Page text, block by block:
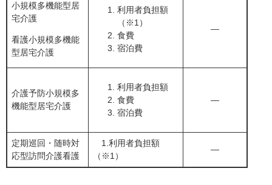
小規模多機能型居
宅介護
看護小規模多機能
型居宅介護
利用者負担額
（※1）
食費
宿泊費
―
介護予防小規模多
機能型居宅介護
利用者負担額
食費
宿泊費
―
定期巡回・随時対
応型訪問介護看護
1.利用者負担額
（※1）
―